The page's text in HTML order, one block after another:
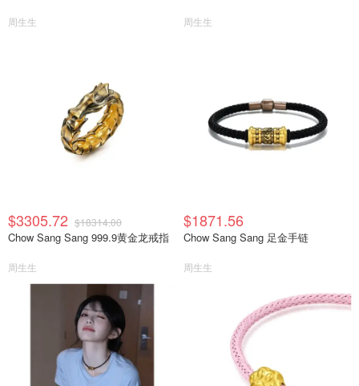
周生生 周生生
$3305.72 $18314.00
Chow Sang Sang 999.9黄金龙戒指
周生生
$1871.56
Chow Sang Sang 足金手链
周生生